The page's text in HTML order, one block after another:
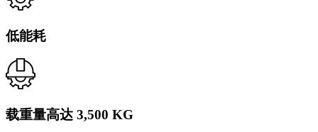
载重量：
ALIMAK SCANDO 650 FC /28-32
载重量：900–1,900 kg
速度：0–54 m/min
低能耗
载重量高达 3,500 KG